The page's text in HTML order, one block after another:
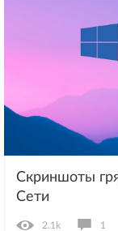
Скриншоты
Сети
2.1k 1